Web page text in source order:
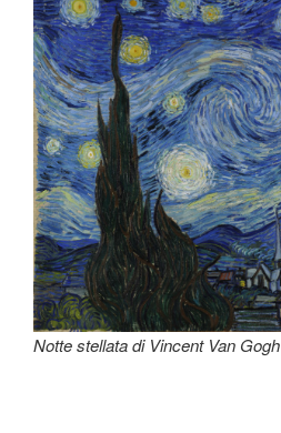
Notte stellata di Vincent Van Gogh